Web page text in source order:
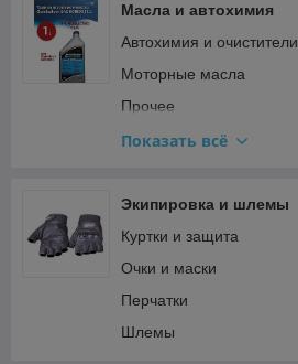
спидометр)
Масла и автохимия
Автохимия и очистители
Моторные масла
Прочее
Смазки
Показать всё
Экипировка и шлемы
Куртки и защита
Очки и маски
Перчатки
Шлемы